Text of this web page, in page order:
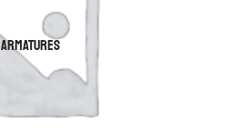
ARMATURES